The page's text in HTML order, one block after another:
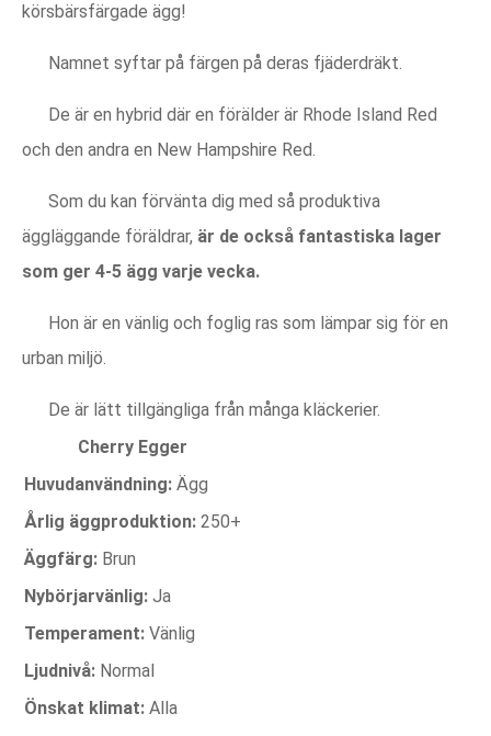
körsbärsfärgade ägg!
Namnet syftar på färgen på deras fjäderdräkt.
De är en hybrid där en förälder är Rhode Island Red
och den andra en New Hampshire Red.
Som du kan förvänta dig med så produktiva
äggläggande föräldrar, är de också fantastiska lager
som ger 4-5 ägg varje vecka.
Hon är en vänlig och foglig ras som lämpar sig för en
urban miljö.
De är lätt tillgängliga från många kläckerier.
Cherry Egger
Huvudanvändning: Ägg
Årlig äggproduktion: 250+
Äggfärg: Brun
Nybörjarvänlig: Ja
Temperament: Vänlig
Ljudnivå: Normal
Önskat klimat: Alla